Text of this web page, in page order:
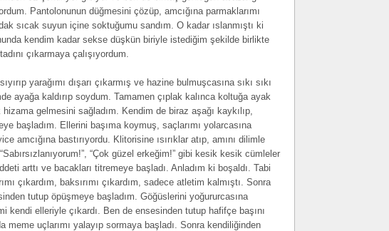
Pantolonunun düğmesini çözüp, amcığına parmaklarımı
sıcak suyun içine soktuğumu sandım. O kadar ıslanmıştı ki
kendim kadar sekse düşkün biriyle istediğim şekilde birlikte
çıkarmaya çalışıyordum.
yarağımı dışarı çıkarmış ve hazine bulmuşcasına sıkı sıkı
ayağa kaldırıp soydum. Tamamen çıplak kalınca koltuğa ayak
hizama gelmesini sağladım. Kendim de biraz aşağı kaykılıp,
başladım. Ellerini başıma koymuş, saçlarımı yolarcasına
amcığına bastırıyordu. Klitorisine ısırıklar atıp, amını dilimle
“Çok güzel erkeğim!” gibi kesik kesik cümleler
arttı ve bacakları titremeye başladı. Anladım ki boşaldı. Tabi
çıkardım, baksırımı çıkardım, sadece atletim kalmıştı. Sonra
tutup öpüşmeye başladım. Göğüslerini yoğururcasına
kendi elleriyle çıkardı. Ben de ensesinden tutup hafifçe başını
meme uçlarımı yalayıp sormaya başladı. Sonra kendiliğinden